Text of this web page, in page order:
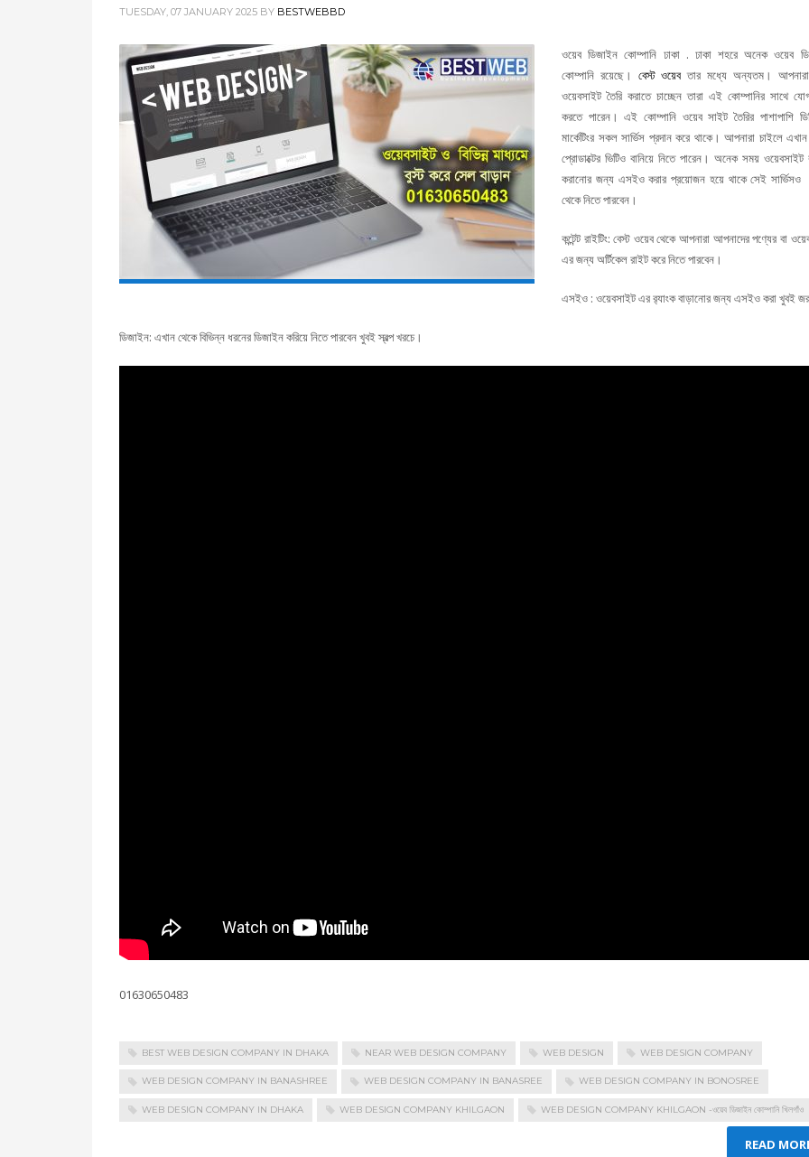
TUESDAY, 07 JANUARY 2025 BY BESTWEBBD
ওয়েব ডিজাইন কোম্পানি ঢাকা . ঢাকা শহরে অনেক ওয়েব
কোম্পানি রয়েছে। বেস্ট ওয়েব তার মধ্যে অন্যতম। আপনারা
ওয়েবসাইট তৈরি করাতে চাচ্ছেন তারা এই কোম্পানির সাথে
করতে পারেন। এই কোম্পানি ওয়েব সাইট তৈরির পাশাপাশি
মার্কেটিংর সকল সার্ভিস প্রদান করে থাকে। আপনারা চাইলে
প্রোডাক্টের ভিটিও বানিয়ে নিতে পারেন। অনেক সময় ওয়েবসাইট
করানোর জন্য এসইও করার প্রয়োজন হয়ে থাকে সেই সার্ভিসও
থেকে নিতে পারবেন।
কন্টেন্ট রাইটিং: বেস্ট ওয়েব থেকে আপনারা আপনাদের পণ্যের বা
এর জন্য অর্টিকেল রাইট করে নিতে পারবেন।
এসইও : ওয়েবসাইট এর র‌্যাংক বাড়ানোর জন্য এসইও করা খুবই
ডিজাইন: এখান থেকে বিভিন্ন ধরনের ডিজাইন করিয়ে নিতে পারবেন খুবই স্বল্প খরচে।
01630650483
BEST WEB DESIGN COMPANY IN DHAKA NEAR WEB DESIGN COMPANY WEB DESIGN WEB DESIGN COMPANY
WEB DESIGN COMPANY IN BANASHREE WEB DESIGN COMPANY IN BANASREE WEB DESIGN COMPANY IN BONOSREE
WEB DESIGN COMPANY IN DHAKA WEB DESIGN COMPANY KHILGAON WEB DESIGN COMPANY KHILGAON -ওয়েব ডিজাইন কোম্পানি খিলগাঁও
READ